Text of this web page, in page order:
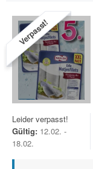
Verpasst!
Leider verpasst!
Gültig: 12.02. -
18.02.